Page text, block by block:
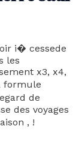
i� cessede
les
x3, x4,
formule
de
des voyages
, !